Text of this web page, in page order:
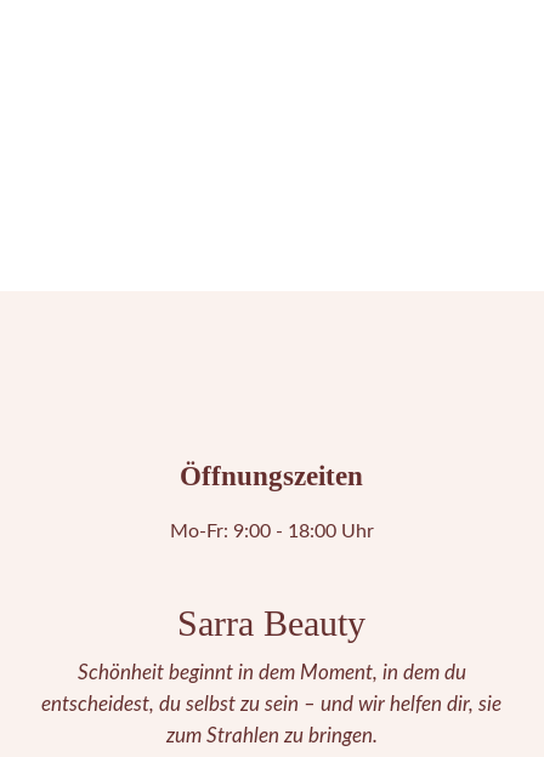
Öffnungszeiten
Mo-Fr: 9:00 - 18:00 Uhr
Sarra Beauty
Schönheit beginnt in dem Moment, in dem du
entscheidest, du selbst zu sein – und wir helfen dir, sie
zum Strahlen zu bringen.